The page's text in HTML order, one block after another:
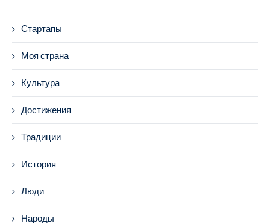
Стартапы
Моя страна
Культура
Достижения
Традиции
История
Люди
Народы